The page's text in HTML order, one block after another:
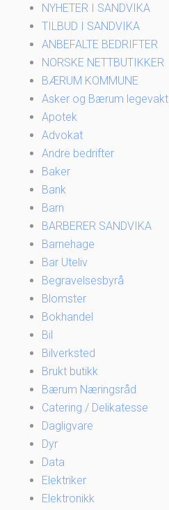
NYHETER I SANDVIKA
TILBUD I SANDVIKA
ANBEFALTE BEDRIFTER
NORSKE NETTBUTIKKER
BÆRUM KOMMUNE
Asker og Bærum legevakt
Apotek
Advokat
Andre bedrifter
Baker
Bank
Barn
BARBERER SANDVIKA
Barnehage
Bar Uteliv
Begravelsesbyrå
Blomster
Bokhandel
Bil
Bilverksted
Brukt butikk
Bærum Næringsråd
Catering / Delikatesse
Dagligvare
Dyr
Data
Elektriker
Elektronikk